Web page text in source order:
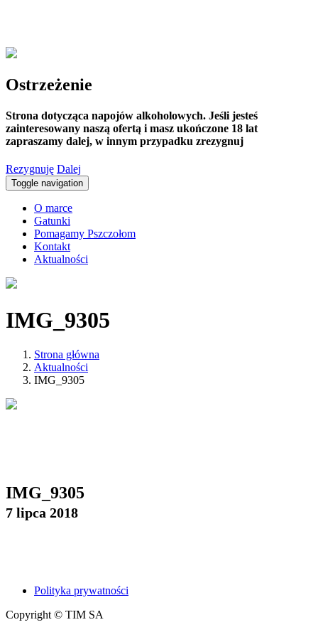
Ostrzeżenie
Strona dotycząca napojów alkoholowych. Jeśli jesteś
zainteresowany naszą ofertą i masz ukończone 18 lat
zapraszamy dalej, w innym przypadku zrezygnuj
Rezygnuję Dalej
Toggle navigation
O marce
Gatunki
Pomagamy Pszczołom
Kontakt
Aktualności
IMG_9305
Strona główna
Aktualności
IMG_9305
IMG_9305
7 lipca 2018
Polityka prywatności
Copyright © TIM SA